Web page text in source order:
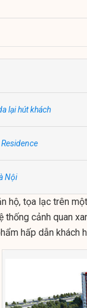
lại hút khách
Nội
hộ, tọa lạc trên
thống cảnh quan
hấp dẫn khách